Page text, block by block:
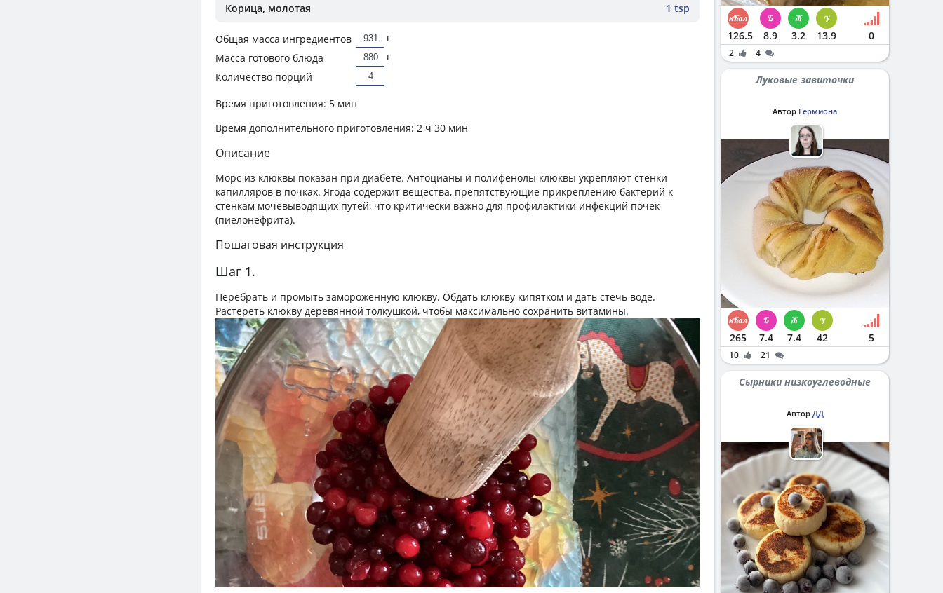
Корица, молотая 1 tsp
Общая масса ингредиентов
г
Масса готового блюда
г
Количество порций
Время приготовления: 5 мин
Время дополнительного приготовления: 2 ч 30 мин
Описание
Морс из клюквы показан при диабете. Антоцианы и полифенолы клюквы укрепляют стенки
капилляров в почках. Ягода содержит вещества, препятствующие прикреплению бактерий к
стенкам мочевыводящих путей, что критически важно для профилактики инфекций почек
(пиелонефрита).
Пошаговая инструкция
Шаг 1.
Перебрать и промыть замороженную клюкву. Обдать клюкву кипятком и дать стечь воде.
Растереть клюкву деревянной толкушкой, чтобы максимально сохранить витамины.
126.5 8.9 3.2 13.9 0
2 4
Луковые завиточки
Автор Гермиона
265 7.4 7.4 42 5
10 21
Сырники низкоуглеводные
Автор ДД